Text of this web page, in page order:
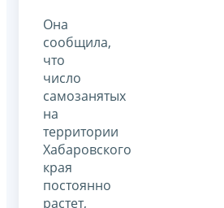
Она
сообщила,
что
число
самозанятых
на
территории
Хабаровского
края
постоянно
растет,